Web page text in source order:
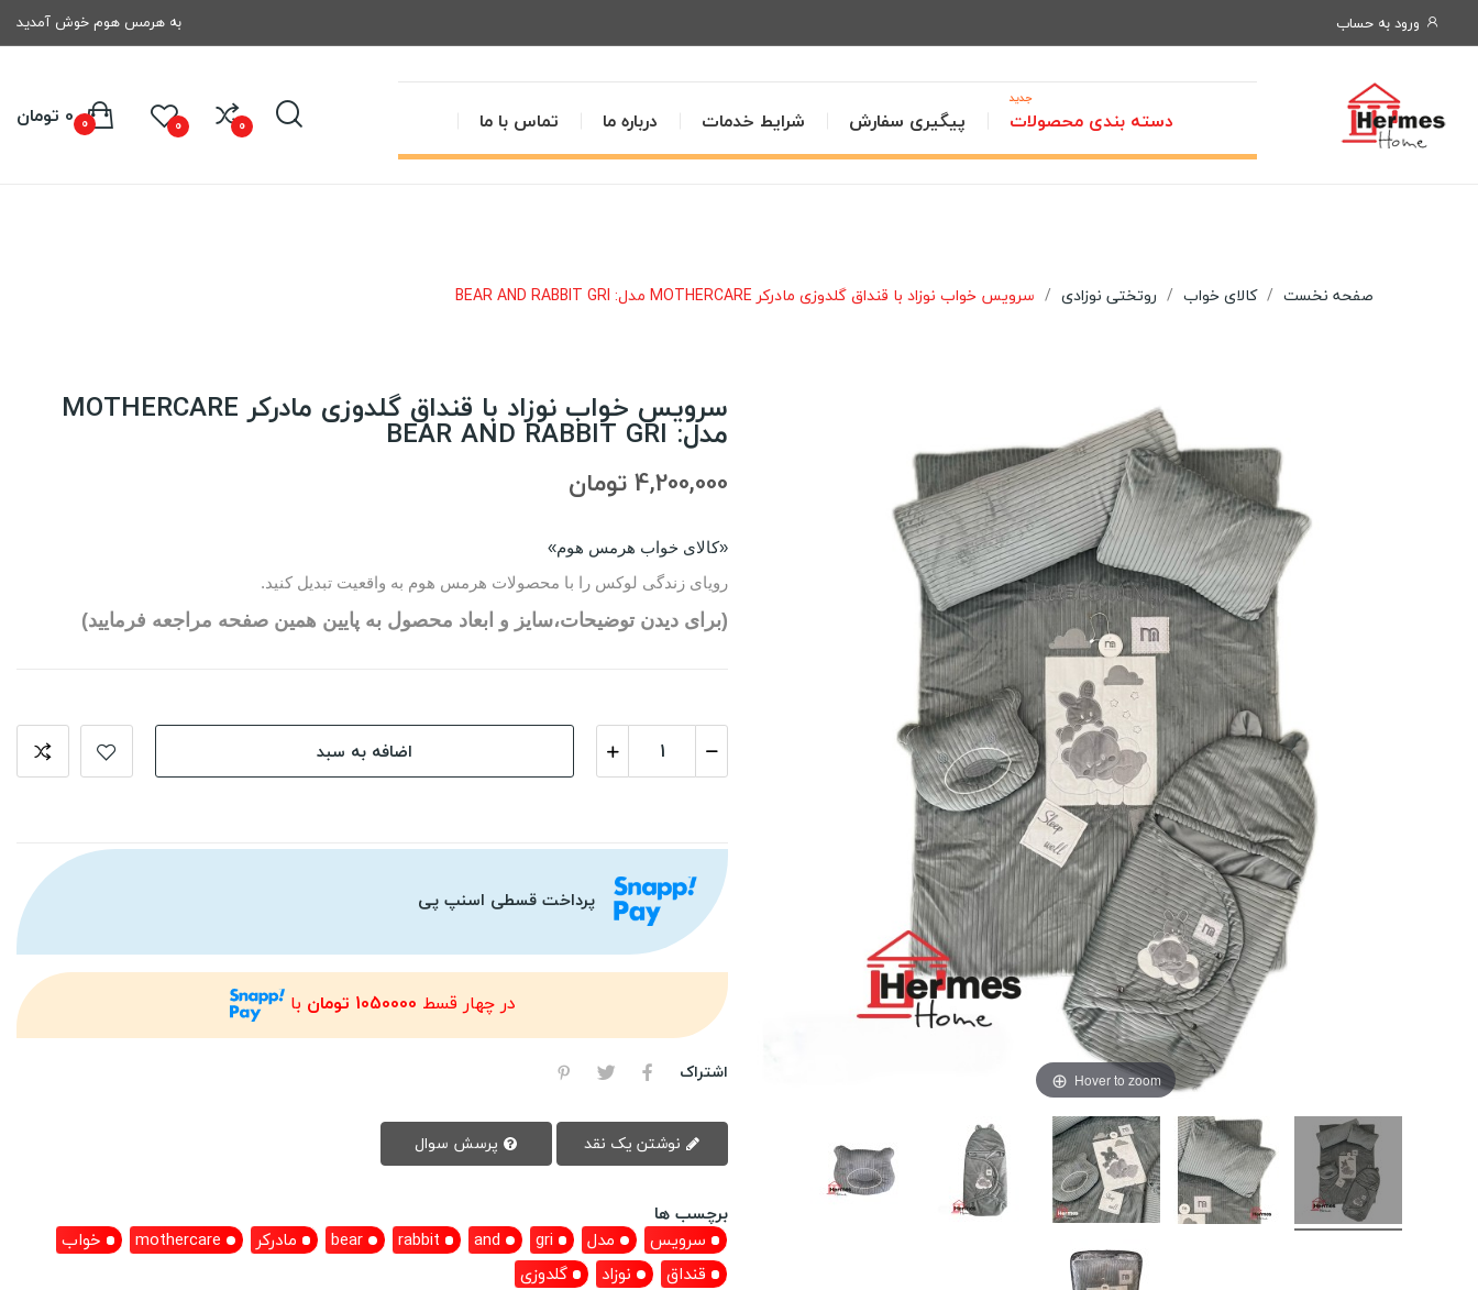
ورود به حساب به هرمس هوم خوش آمدید
دسته بندی محصولات
جدید
پیگیری سفارش شرایط خدمات درباره ما تماس با ما 0
0 0 تومان 0
صفحه نخست کالای خواب روتختی نوزادی سرویس خواب نوزاد با قنداق گلدوزی مادرکر MOTHERCARE مدل: BEAR AND RABBIT GRI
Hover to zoom
سرویس خواب نوزاد با قنداق گلدوزی مادرکر MOTHERCARE
مدل: BEAR AND RABBIT GRI
4,200,000 تومان
«کالای خواب هرمس هوم»
رویای زندگی لوکس را با محصولات هرمس هوم به واقعیت تبدیل کنید.
(برای دیدن توضیحات،سایز و ابعاد محصول به پایین همین صفحه مراجعه فرمایید)
اضافه به سبد
پرداخت قسطی اسنپ پی
در چهار قسط 1050000 تومان با
اشتراک
برچسب ها
سرویس
مدل gri
and
rabbit
bear مادرکر mothercare
خواب
قنداق
نوزاد گلدوزی